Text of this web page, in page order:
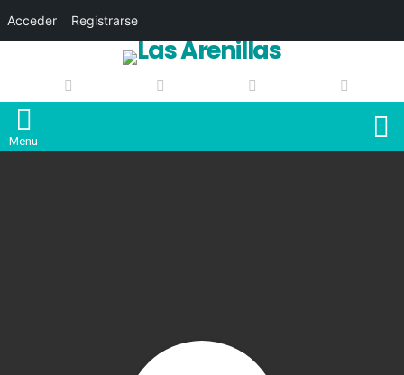
Menu
Acceder Registrarse